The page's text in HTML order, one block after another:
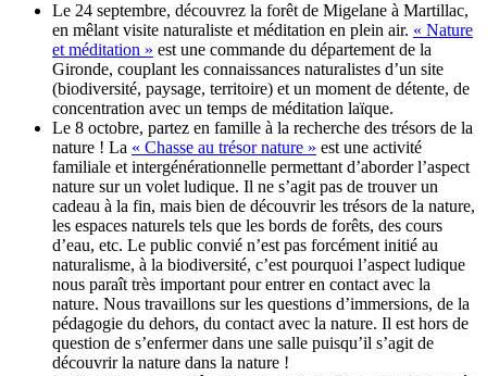
Le 24 septembre, découvrez la forêt de Migelane à Martillac,
en mêlant visite naturaliste et méditation en plein air. « Nature
et méditation » est une commande du département de la
Gironde, couplant les connaissances naturalistes d’un site
(biodiversité, paysage, territoire) et un moment de détente, de
concentration avec un temps de méditation laïque.
Le 8 octobre, partez en famille à la recherche des trésors de la
nature ! La « Chasse au trésor nature » est une activité
familiale et intergénérationnelle permettant d’aborder l’aspect
nature sur un volet ludique. Il ne s’agit pas de trouver un
cadeau à la fin, mais bien de découvrir les trésors de la nature,
les espaces naturels tels que les bords de forêts, des cours
d’eau, etc. Le public convié n’est pas forcément initié au
naturalisme, à la biodiversité, c’est pourquoi l’aspect ludique
nous paraît très important pour entrer en contact avec la
nature. Nous travaillons sur les questions d’immersions, de la
pédagogie du dehors, du contact avec la nature. Il est hors de
question de s’enfermer dans une salle puisqu’il s’agit de
découvrir la nature dans la nature !